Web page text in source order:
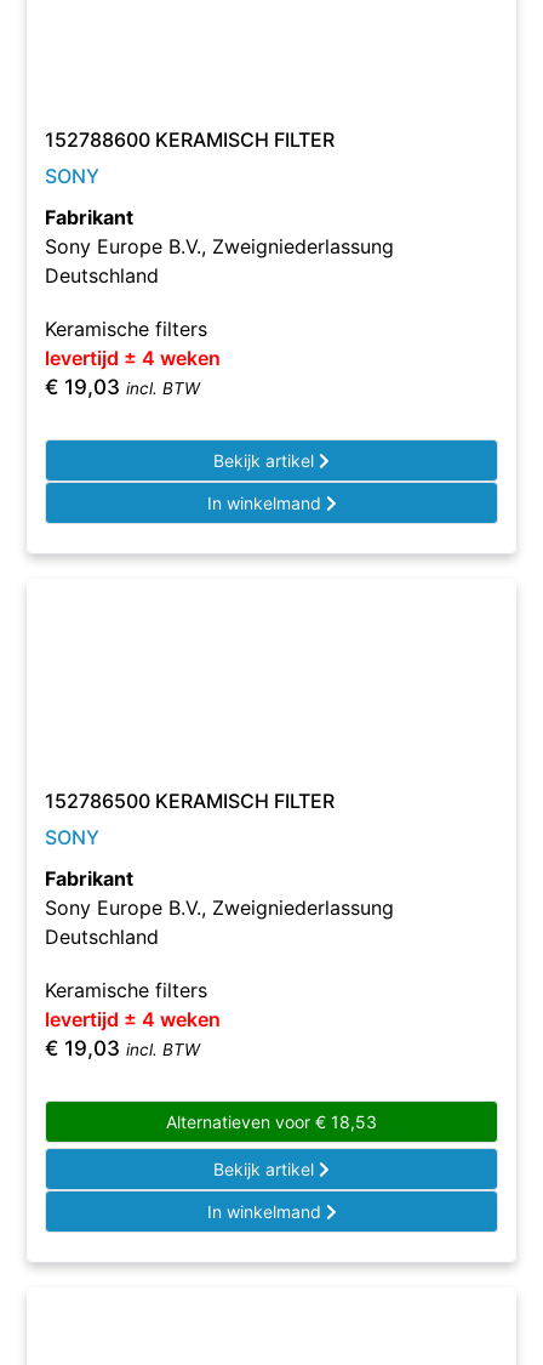
152788600 KERAMISCH FILTER
SONY
Fabrikant
Sony Europe B.V., Zweigniederlassung
Deutschland
Keramische filters
levertijd ± 4 weken
€ 19,03 incl. BTW
Bekijk artikel
In winkelmand
152786500 KERAMISCH FILTER
SONY
Fabrikant
Sony Europe B.V., Zweigniederlassung
Deutschland
Keramische filters
levertijd ± 4 weken
€ 19,03 incl. BTW
Alternatieven voor € 18,53
Bekijk artikel
In winkelmand